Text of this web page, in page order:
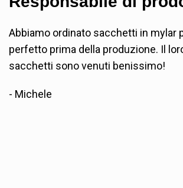
Abbiamo ordinato sacchetti in mylar
perfetto prima della produzione. Il
sacchetti sono venuti benissimo!
- Michele